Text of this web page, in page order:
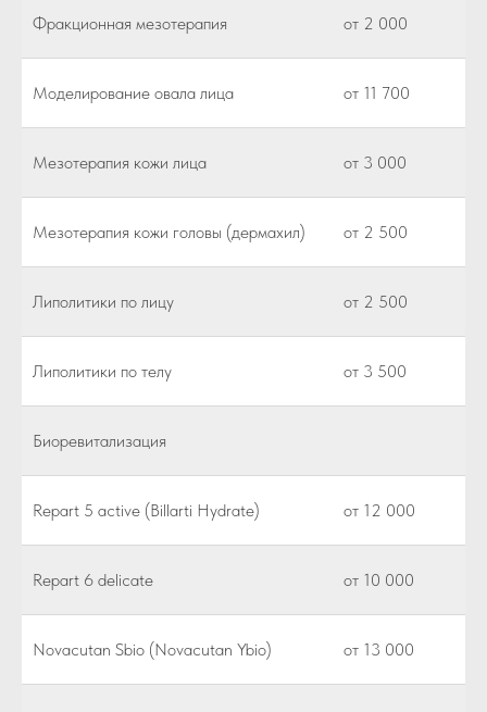
Фракционная мезотерапия от 2 000
Моделирование овала лица от 11 700
Мезотерапия кожи лица от 3 000
Мезотерапия кожи головы (дермахил) от 2 500
Липолитики по лицу от 2 500
Липолитики по телу от 3 500
Биоревитализация
Repart 5 active (Billarti Hydrate) от 12 000
Repart 6 delicate от 10 000
Novacutan Sbio (Novacutan Ybio) от 13 000